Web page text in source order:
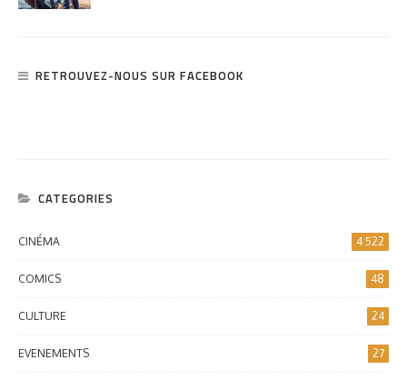
RETROUVEZ-NOUS SUR FACEBOOK
CATEGORIES
CINÉMA 4 522
COMICS 48
CULTURE 24
EVENEMENTS 27